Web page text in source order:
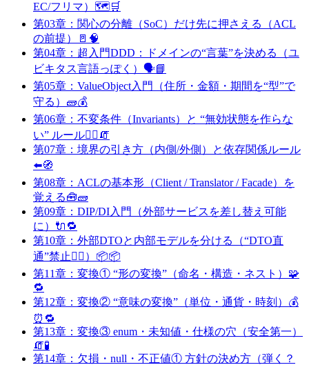
EC/フリマ）🗺️🛒
第03章：関心の分離（SoC）だけ先に押さえる（ACL
の前提）🚪🧠
第04章：超入門DDD：ドメインの“言葉”を決める（ユ
ビキタス言語っぽく）🗣️📘
第05章：ValueObject入門（住所・金額・期間を“型”で
守る）🧱💰
第06章：不変条件（Invariants）と “無効状態を作らな
い” ルール👮‍♀️🧯
第07章：境界の引き方（内側/外側）と依存関係ルール
⬅️🧭
第08章：ACLの基本形（Client / Translator / Facade）を
覚える🧰🧱
第09章：DIP/DI入門（外部サービスを差し替え可能
に）🔌🔁
第10章：外部DTOと内部モデルを分ける（“DTO直
通”禁止🙅‍♀️）📦📦
第11章：変換① “形の変換”（命名・構造・ネスト）🧩
🔁
第12章：変換② “意味の変換”（単位・通貨・時刻）💰
⏰🔁
第13章：変換③ enum・未知値・仕様の穴（安全第一）
🧯🧪
第14章：欠損・null・不正値① 方針の決め方（弾く？